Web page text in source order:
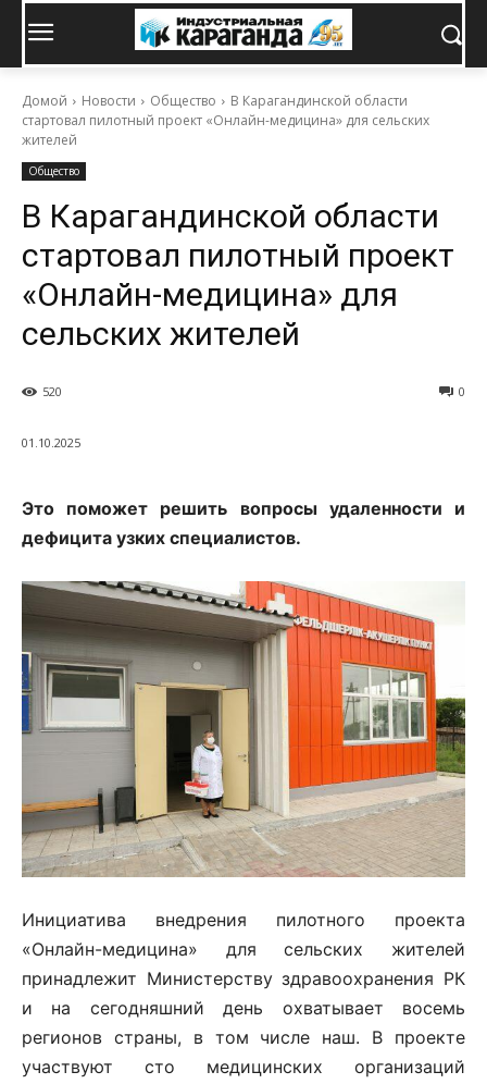
Домой Новости Общество
В Карагандинской области
стартовал пилотный проект «Онлайн-медицина» для сельских
жителей
Общество
В Карагандинской области
стартовал пилотный проект
«Онлайн-медицина» для
сельских жителей
0
520
01.10.2025
Это поможет решить вопросы удаленности и
дефицита узких специалистов.
Инициатива внедрения пилотного проекта
«Онлайн-медицина» для сельских жителей
принадлежит Министерству здравоохранения РК
и на сегодняшний день охватывает восемь
регионов страны, в том числе наш. В проекте
участвуют сто медицинских организаций